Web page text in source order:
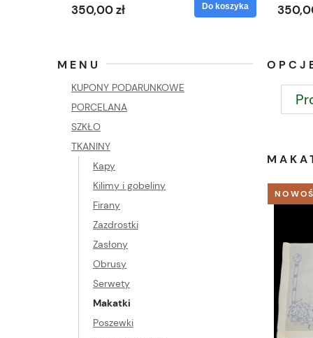
350,00 zł Do koszyka
MENU
KUPONY PODARUNKOWE
PORCELANA
SZKŁO
TKANINY
Kapy
Kilimy i gobeliny
Firany
Zazdrostki
Zasłony
Obrusy
Serwety
Makatki
Poszewki